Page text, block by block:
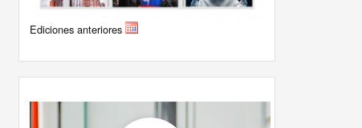
Ediciones anteriores